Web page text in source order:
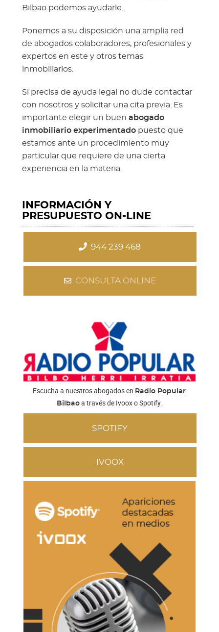
Bilbao podemos ayudarle.
Ponemos a su disposición una amplia red
de abogados colaboradores, profesionales y
expertos en este y otros temas
inmobiliarios.
Si precisa de ayuda legal no dude contactar
con nosotros y solicitar una cita previa. Es
importante elegir un buen abogado
inmobiliario experimentadopuesto que
estamos ante un procedimiento muy
particular que requiere de una cierta
experiencia en la materia.
INFORMACIÓN Y
PRESUPUESTO ON-LINE
944 239 468
CONSULTA ONLINE
Escucha a nuestros abogados en Radio Popular
Bilbaoa través de Ivoox o Spotify.
SPOTIFY
IVOOX